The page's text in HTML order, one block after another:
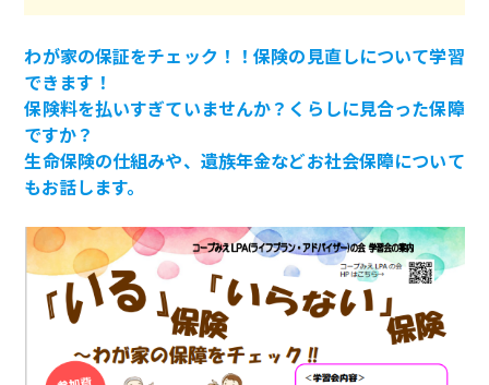
わが家の保証をチェック！！保険の見直しについて学習
できます！
保険料を払いすぎていませんか？くらしに見合った保障
ですか？
生命保険の仕組みや、遺族年金などお社会保障について
もお話します。